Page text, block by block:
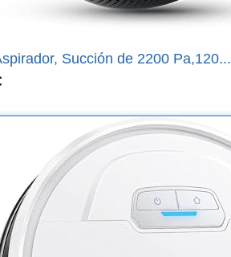
Succión de 2200 Pa,120...